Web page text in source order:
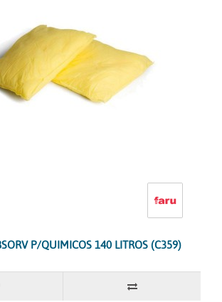
P/QUIMICOS 140 LITROS (C359)